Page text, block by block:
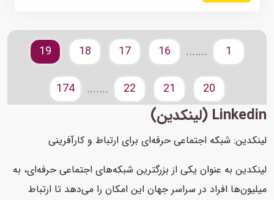
.......
16
17
18
19
20
21
22
.......
174
Linkedin (لینکدین)
لینکدین: شبکه اجتماعی حرفه‌ای برای ارتباط و کارآفرینی
لینکدین به عنوان یکی از بزرگترین شبکه‌های اجتماعی حرفه‌ای، به
میلیون‌ها افراد در سراسر جهان این امکان را می‌دهد تا ارتباط